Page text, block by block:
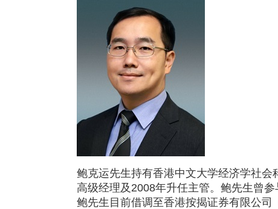
鲍克运先生持有香港中文大学经济学社
高级经理及2008年升任主管。鲍先生曾
鲍先生目前借调至香港按揭证券有限公司